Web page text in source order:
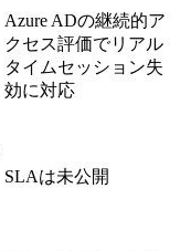
Azure ADの継続的ア
クセス評価でリアル
タイムセッション失
効に対応
SLAは未公開